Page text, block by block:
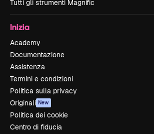
Tutti gli strumenti Magnific
Inizia
Academy
Documentazione
Assistenza
Termini e condizioni
Politica sulla privacy
Originali New
Politica dei cookie
Centro di fiducia